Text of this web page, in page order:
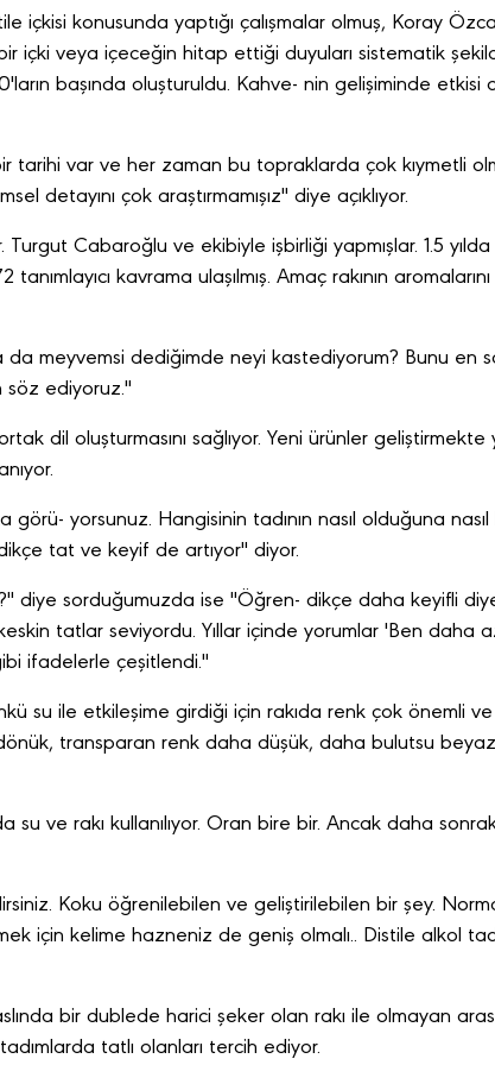
içkisi konusunda yaptığı çalışmalar olmuş, Koray
içki veya içeceğin hitap ettiği duyuları sistematik
başında oluşturuldu. Kahve- nin gelişiminde etkisi
tarihi var ve her zaman bu topraklarda çok kıymetli
detayını çok araştırmamışız" diye açıklıyor.
Cabaroğlu ve ekibiyle işbirliği yapmışlar. 1.5 yılda
kavrama ulaşılmış. Amaç rakının
da meyvemsi dediğimde neyi kastediyorum? Bunu en
söz ediyoruz."
dil oluşturmasını sağlıyor. Yeni ürünler geliştirmekte
yorsunuz. Hangisinin tadının nasıl olduğuna
tat ve keyif de artıyor" diyor.
diye sorduğumuzda ise "Öğren- dikçe daha keyifli
tatlar seviyordu. Yıllar içinde yorumlar 'Ben daha
ifadelerle çeşitlendi."
su ile etkileşime girdiği için rakıda renk çok önemli
transparan renk daha düşük, daha bulutsu
su ve rakı kullanılıyor. Oran bire bir. Ancak daha
Koku öğrenilebilen ve geliştirilebilen bir şey.
için kelime hazneniz de geniş olmalı.. Distile alkol
bir dublede harici şeker olan rakı ile olmayan
tatlı olanları tercih ediyor.